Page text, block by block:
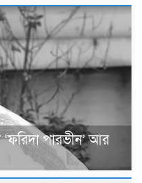
পারভীন’ আর